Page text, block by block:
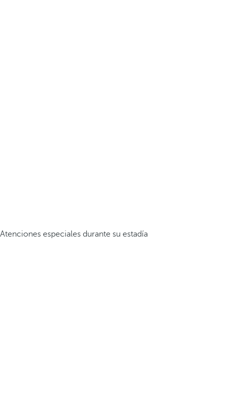
Atenciones especiales durante su estadía